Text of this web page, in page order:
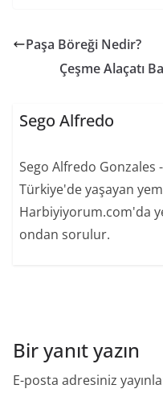
Paşa Böreği Nedir?
Çeşme Alaçatı
Sego Alfredo
Sego Alfredo Gonzales
Türkiye'de yaşayan
Harbiyiyorum.com'da
ondan sorulur.
Bir yanıt yazın
E-posta adresiniz